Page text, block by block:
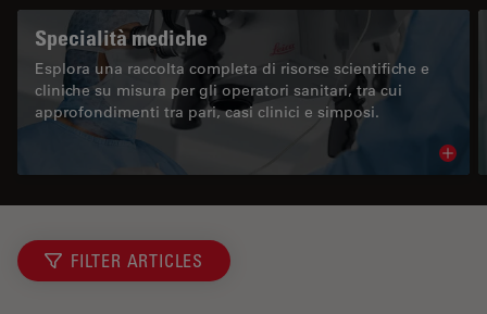
Specialità mediche
Esplora una raccolta completa di risorse scientifiche e
cliniche su misura per gli operatori sanitari, tra cui
approfondimenti tra pari, casi clinici e simposi.
FILTER ARTICLES